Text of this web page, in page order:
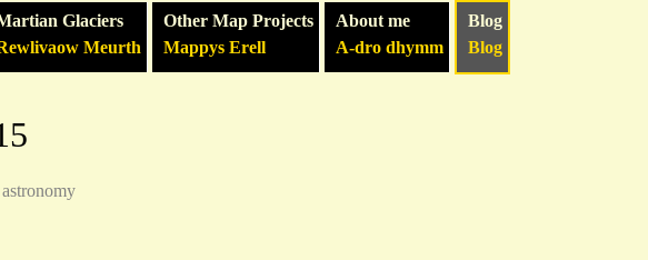
Glaciers
Meurth
Other Map Projects
Mappys Erell
About me
A-dro dhymm
Blog
Blog
astronomy